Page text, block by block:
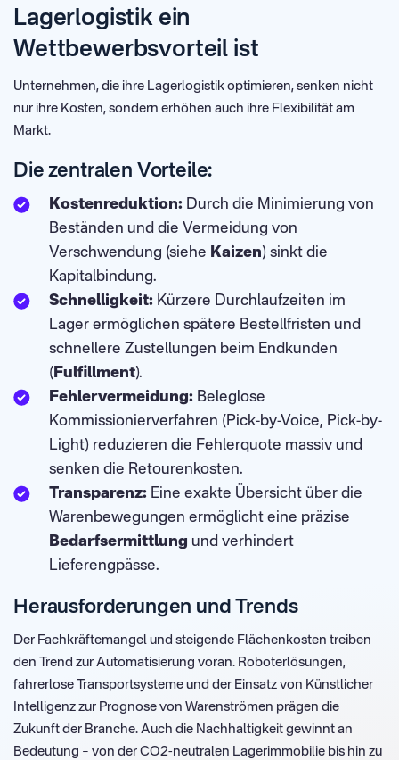
Lagerlogistik ein
Wettbewerbsvorteil ist
Unternehmen, die ihre Lagerlogistik optimieren, senken nicht
nur ihre Kosten, sondern erhöhen auch ihre Flexibilität am
Markt.
Die zentralen Vorteile:
Kostenreduktion: Durch die Minimierung von
Beständen und die Vermeidung von
Verschwendung (siehe Kaizen) sinkt die
Kapitalbindung.
Schnelligkeit: Kürzere Durchlaufzeiten im
Lager ermöglichen spätere Bestellfristen und
schnellere Zustellungen beim Endkunden
( Fulfillment).
Fehlervermeidung: Beleglose
Kommissionierverfahren (Pick-by-Voice, Pick-by-
Light) reduzieren die Fehlerquote massiv und
senken die Retourenkosten.
Transparenz: Eine exakte Übersicht über die
Warenbewegungen ermöglicht eine präzise
Bedarfsermittlung und verhindert
Lieferengpässe.
Herausforderungen und Trends
Der Fachkräftemangel und steigende Flächenkosten treiben
den Trend zur Automatisierung voran. Roboterlösungen,
fahrerlose Transportsysteme und der Einsatz von Künstlicher
Intelligenz zur Prognose von Warenströmen prägen die
Zukunft der Branche. Auch die Nachhaltigkeit gewinnt an
Bedeutung – von der CO2-neutralen Lagerimmobilie bis hin zu